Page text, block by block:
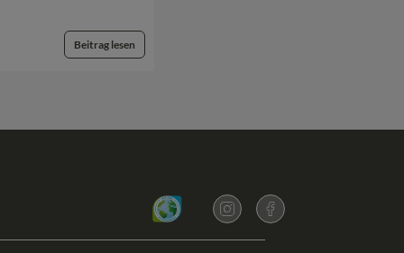
Beitrag lesen